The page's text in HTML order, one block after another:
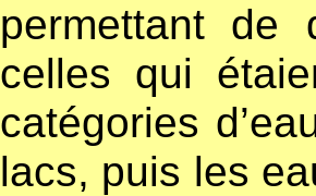
permettant de
celles qui
catégories
lacs, puis les